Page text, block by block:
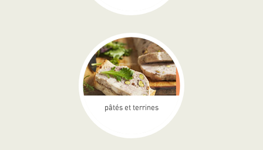
pâtés et terrines